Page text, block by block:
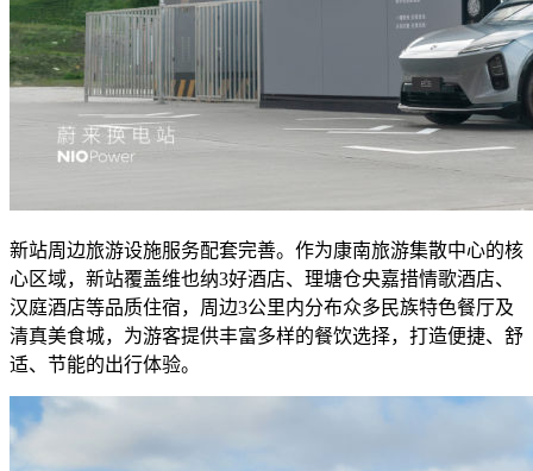
新站周边旅游设施服务配套完善。作为康南旅游集散中心的核
心区域，新站覆盖维也纳3好酒店、理塘仓央嘉措情歌酒店、
汉庭酒店等品质住宿，周边3公里内分布众多民族特色餐厅及
清真美食城，为游客提供丰富多样的餐饮选择，打造便捷、舒
适、节能的出行体验。